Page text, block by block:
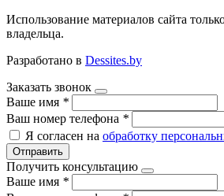
Использование материалов сайта
владельца.
Разработано в Dessites.by
Заказать звонок
Ваше имя *
Ваш номер телефона *
Я согласен на обработку
Отправить
Получить консультацию
Ваше имя *